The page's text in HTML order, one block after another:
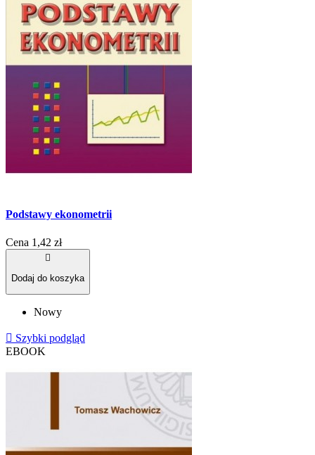
Podstawy ekonometrii
Cena 1,42 zł

Dodaj do koszyka
Nowy
 Szybki podgląd
EBOOK